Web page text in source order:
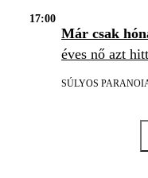
17:00
Már csak
éves nő azt
SÚLYOS